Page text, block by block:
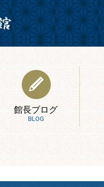
館長ブログ
BLOG